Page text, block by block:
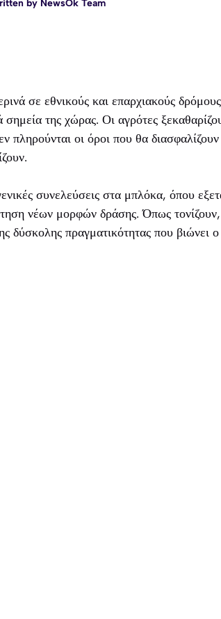
by NewsOk Team
σε εθνικούς και επαρχιακούς
της χώρας. Οι αγρότες
πληρούνται οι όροι που θα διασφαλίζουν
συνελεύσεις στα μπλόκα, όπου
νέων μορφών δράσης. Όπως τονίζουν,
δύσκολης πραγματικότητας που βιώνει ο